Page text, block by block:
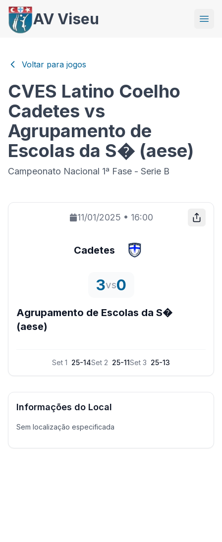
AV Viseu
Voltar para jogos
CVES Latino Coelho
Cadetes vs
Agrupamento de
Escolas da S� (aese)
Campeonato Nacional 1ª Fase - Serie B
11/01/2025 • 16:00
Cadetes
3vs0
Agrupamento de Escolas da S�
(aese)
Set 1 25-14Set 2 25-11Set 3 25-13
Informações do Local
Sem localização especificada